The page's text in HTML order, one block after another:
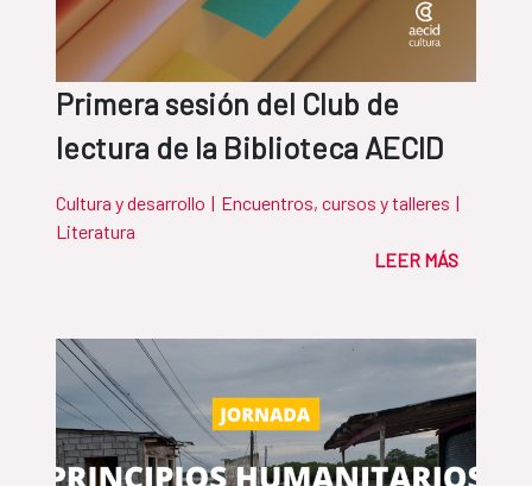
Primera sesión del Club de
lectura de la Biblioteca AECID
Cultura y desarrollo | Encuentros, cursos y talleres |
Literatura
LEER MÁS